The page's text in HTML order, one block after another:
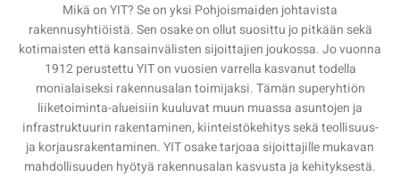
Mikä on YIT? Se on yksi Pohjoismaiden johtavista
rakennusyhtiöistä. Sen osake on ollut suosittu jo pitkään sekä
kotimaisten että kansainvälisten sijoittajien joukossa. Jo vuonna
1912 perustettu YIT on vuosien varrella kasvanut todella
monialaiseksi rakennusalan toimijaksi. Tämän superyhtiön
liiketoiminta-alueisiin kuuluvat muun muassa asuntojen ja
infrastruktuurin rakentaminen, kiinteistökehitys sekä teollisuus-
ja korjausrakentaminen. YIT osake tarjoaa sijoittajille mukavan
mahdollisuuden hyötyä rakennusalan kasvusta ja kehityksestä.